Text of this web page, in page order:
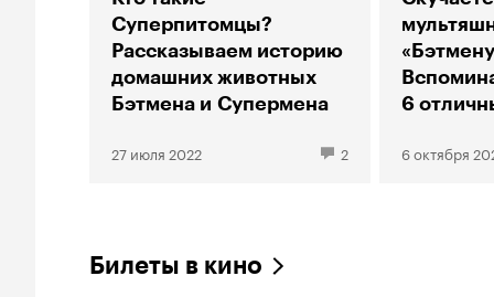
Суперпитомцы?
Рассказываем историю
домашних животных
Бэтмена и Супермена
27 июля 2022 2
6
6 октября
Билеты в кино